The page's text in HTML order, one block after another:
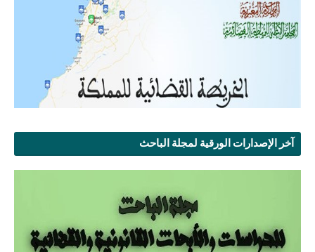
آخر الإصدارات الورقية لمجلة الباحث